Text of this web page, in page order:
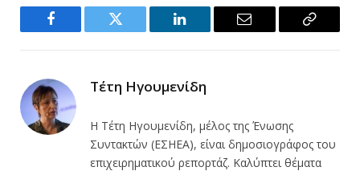
Facebook Twitter LinkedIn Email
Copy
Τέτη Ηγουμενίδη
Η Τέτη Ηγουμενίδη, μέλος της Ένωσης
Συντακτών (ΕΣΗΕΑ), είναι δημοσιογράφος του
επιχειρηματικού ρεπορτάζ. Καλύπτει θέματα